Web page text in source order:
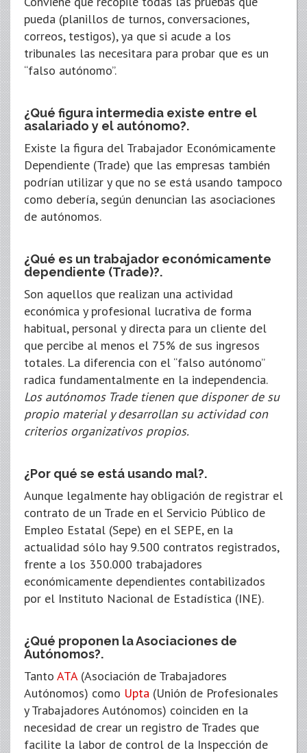
pueda (planillos de turnos, conversaciones,
correos, testigos), ya que si acude a los
tribunales las necesitara para probar que es un
“falso autónomo”.
¿Qué figura intermedia existe entre el
asalariado y el autónomo?.
Existe la figura del Trabajador Económicamente
Dependiente (Trade) que las empresas también
podrían utilizar y que no se está usando tampoco
como debería, según denuncian las asociaciones
de autónomos.
¿Qué es un trabajador económicamente
dependiente (Trade)?.
Son aquellos que realizan una actividad
económica y profesional lucrativa de forma
habitual, personal y directa para un cliente del
que percibe al menos el 75% de sus ingresos
totales. La diferencia con el “falso autónomo”
radica fundamentalmente en la independencia.
Los autónomos Trade tienen que disponer de su
propio material y desarrollan su actividad con
criterios organizativos propios.
¿Por qué se está usando mal?.
Aunque legalmente hay obligación de registrar el
contrato de un Trade en el Servicio Público de
Empleo Estatal (Sepe) en el SEPE, en la
actualidad sólo hay 9.500 contratos registrados,
frente a los 350.000 trabajadores
económicamente dependientes contabilizados
por el Instituto Nacional de Estadística (INE).
¿Qué proponen la Asociaciones de
Autónomos?.
Tanto ATA(Asociación de Trabajadores
Autónomos) como Upta (Unión de Profesionales
y Trabajadores Autónomos) coinciden en la
necesidad de crear un registro de Trades que
facilite la labor de control de la Inspección de